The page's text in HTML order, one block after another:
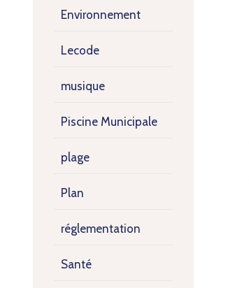
Environnement
Lecode
musique
Piscine Municipale
plage
Plan
réglementation
Santé